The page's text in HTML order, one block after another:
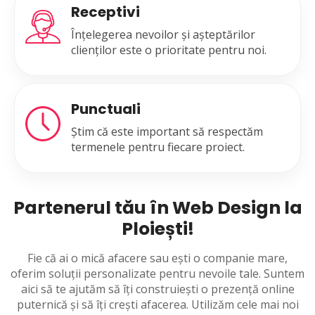
Receptivi
Înțelegerea nevoilor și așteptărilor
clienților este o prioritate pentru noi.
Punctuali
Știm că este important să respectăm
termenele pentru fiecare proiect.
Partenerul tău în Web Design la
Ploiești!
Fie că ai o mică afacere sau ești o companie mare,
oferim soluții personalizate pentru nevoile tale. Suntem
aici să te ajutăm să îți construiești o prezență online
puternică și să îți crești afacerea. Utilizăm cele mai noi